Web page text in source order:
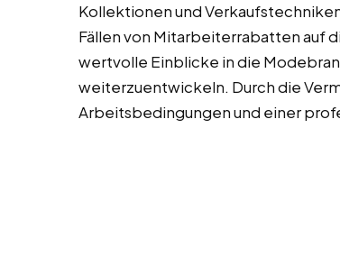
Kollektionen und
Fällen von Mitarbeiterrabatten auf
wertvolle Einblicke in die
weiterzuentwickeln. Durch die
Arbeitsbedingungen und einer